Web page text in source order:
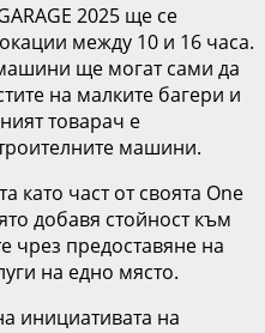
2025 ще се
между 10 и 16 часа.
ще могат сами да
на малките багери и
товарач е
машини.
като част от своята One
добавя стойност към
чрез предоставяне на
на едно място.
инициативата на